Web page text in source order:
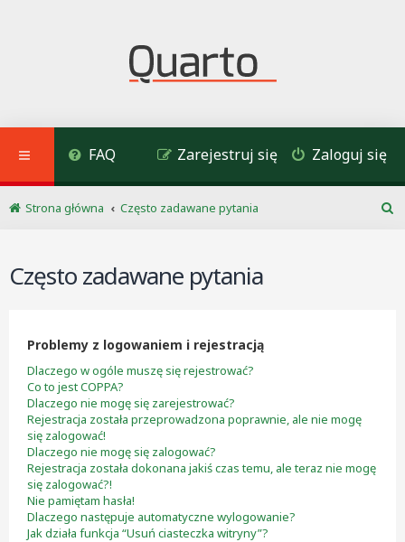
FAQ Zaloguj się
Zarejestruj się
Strona główna
Często zadawane pytania
Często zadawane pytania
Problemy z logowaniem i rejestracją
Dlaczego w ogóle muszę się rejestrować?
Co to jest COPPA?
Dlaczego nie mogę się zarejestrować?
Rejestracja została przeprowadzona poprawnie, ale nie mogę
się zalogować!
Dlaczego nie mogę się zalogować?
Rejestracja została dokonana jakiś czas temu, ale teraz nie mogę
się zalogować?!
Nie pamiętam hasła!
Dlaczego następuje automatyczne wylogowanie?
Jak działa funkcja “Usuń ciasteczka witryny”?